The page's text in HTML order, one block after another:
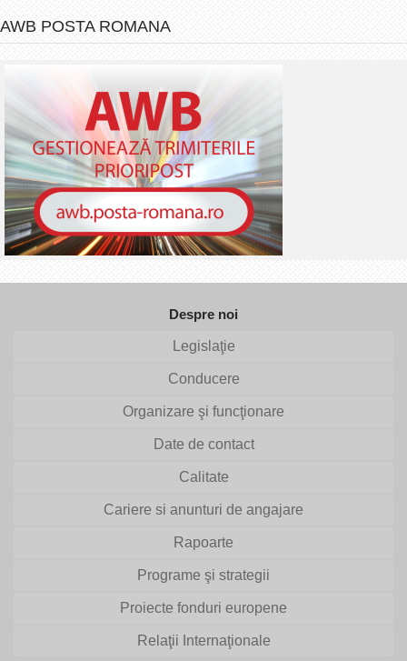
AWB POSTA ROMANA
Despre noi
Legislaţie
Conducere
Organizare şi funcţionare
Date de contact
Calitate
Cariere si anunturi de angajare
Rapoarte
Programe şi strategii
Proiecte fonduri europene
Relaţii Internaţionale